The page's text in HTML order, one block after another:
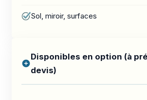
Sol, miroir, surfaces
Disponibles en option (à
devis)